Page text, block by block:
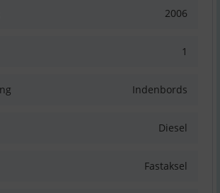
2006
1
Indenbords
Diesel
Fastaksel